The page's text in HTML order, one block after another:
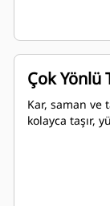
Çok Yönlü
Kar, saman ve
kolayca taşır,